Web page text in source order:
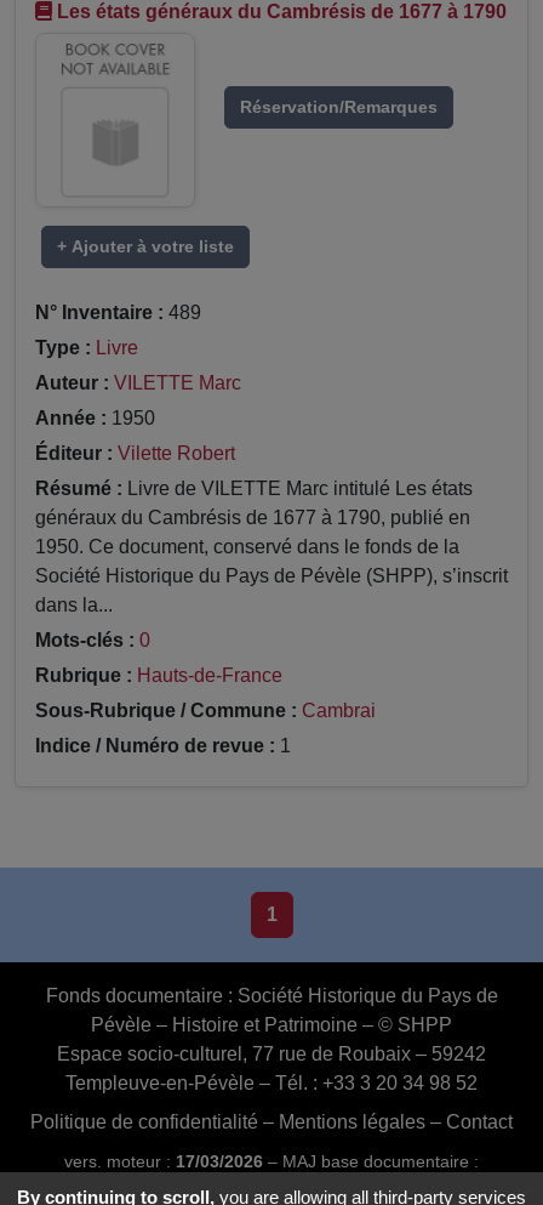
Les états généraux du Cambrésis de 1677 à 1790
Réservation/Remarques
+ Ajouter à votre liste
N° Inventaire : 489
Type : Livre
Auteur : VILETTE Marc
Année : 1950
Éditeur : Vilette Robert
Résumé : Livre de VILETTE Marc intitulé Les états
généraux du Cambrésis de 1677 à 1790, publié en
1950. Ce document, conservé dans le fonds de la
Société Historique du Pays de Pévèle (SHPP), s’inscrit
dans la...
Mots-clés : 0
Rubrique : Hauts-de-France
Sous-Rubrique / Commune : Cambrai
Indice / Numéro de revue : 1
1
Fonds documentaire : Société Historique du Pays de
Pévèle – Histoire et Patrimoine – © SHPP
Espace socio-culturel, 77 rue de Roubaix – 59242
Templeuve-en-Pévèle – Tél. : +33 3 20 34 98 52
Politique de confidentialité – Mentions légales – Contact
vers. moteur : 17/03/2026 – MAJ base documentaire :
03/07/2026 16:46:24
By continuing to scroll, you are allowing all third-party services